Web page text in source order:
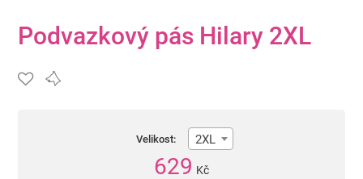
Podvazkový pás Hilary 2XL
Velikost: 2XL
629 Kč